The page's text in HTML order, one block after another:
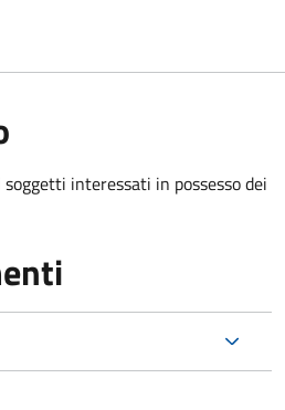
interessati in possesso dei